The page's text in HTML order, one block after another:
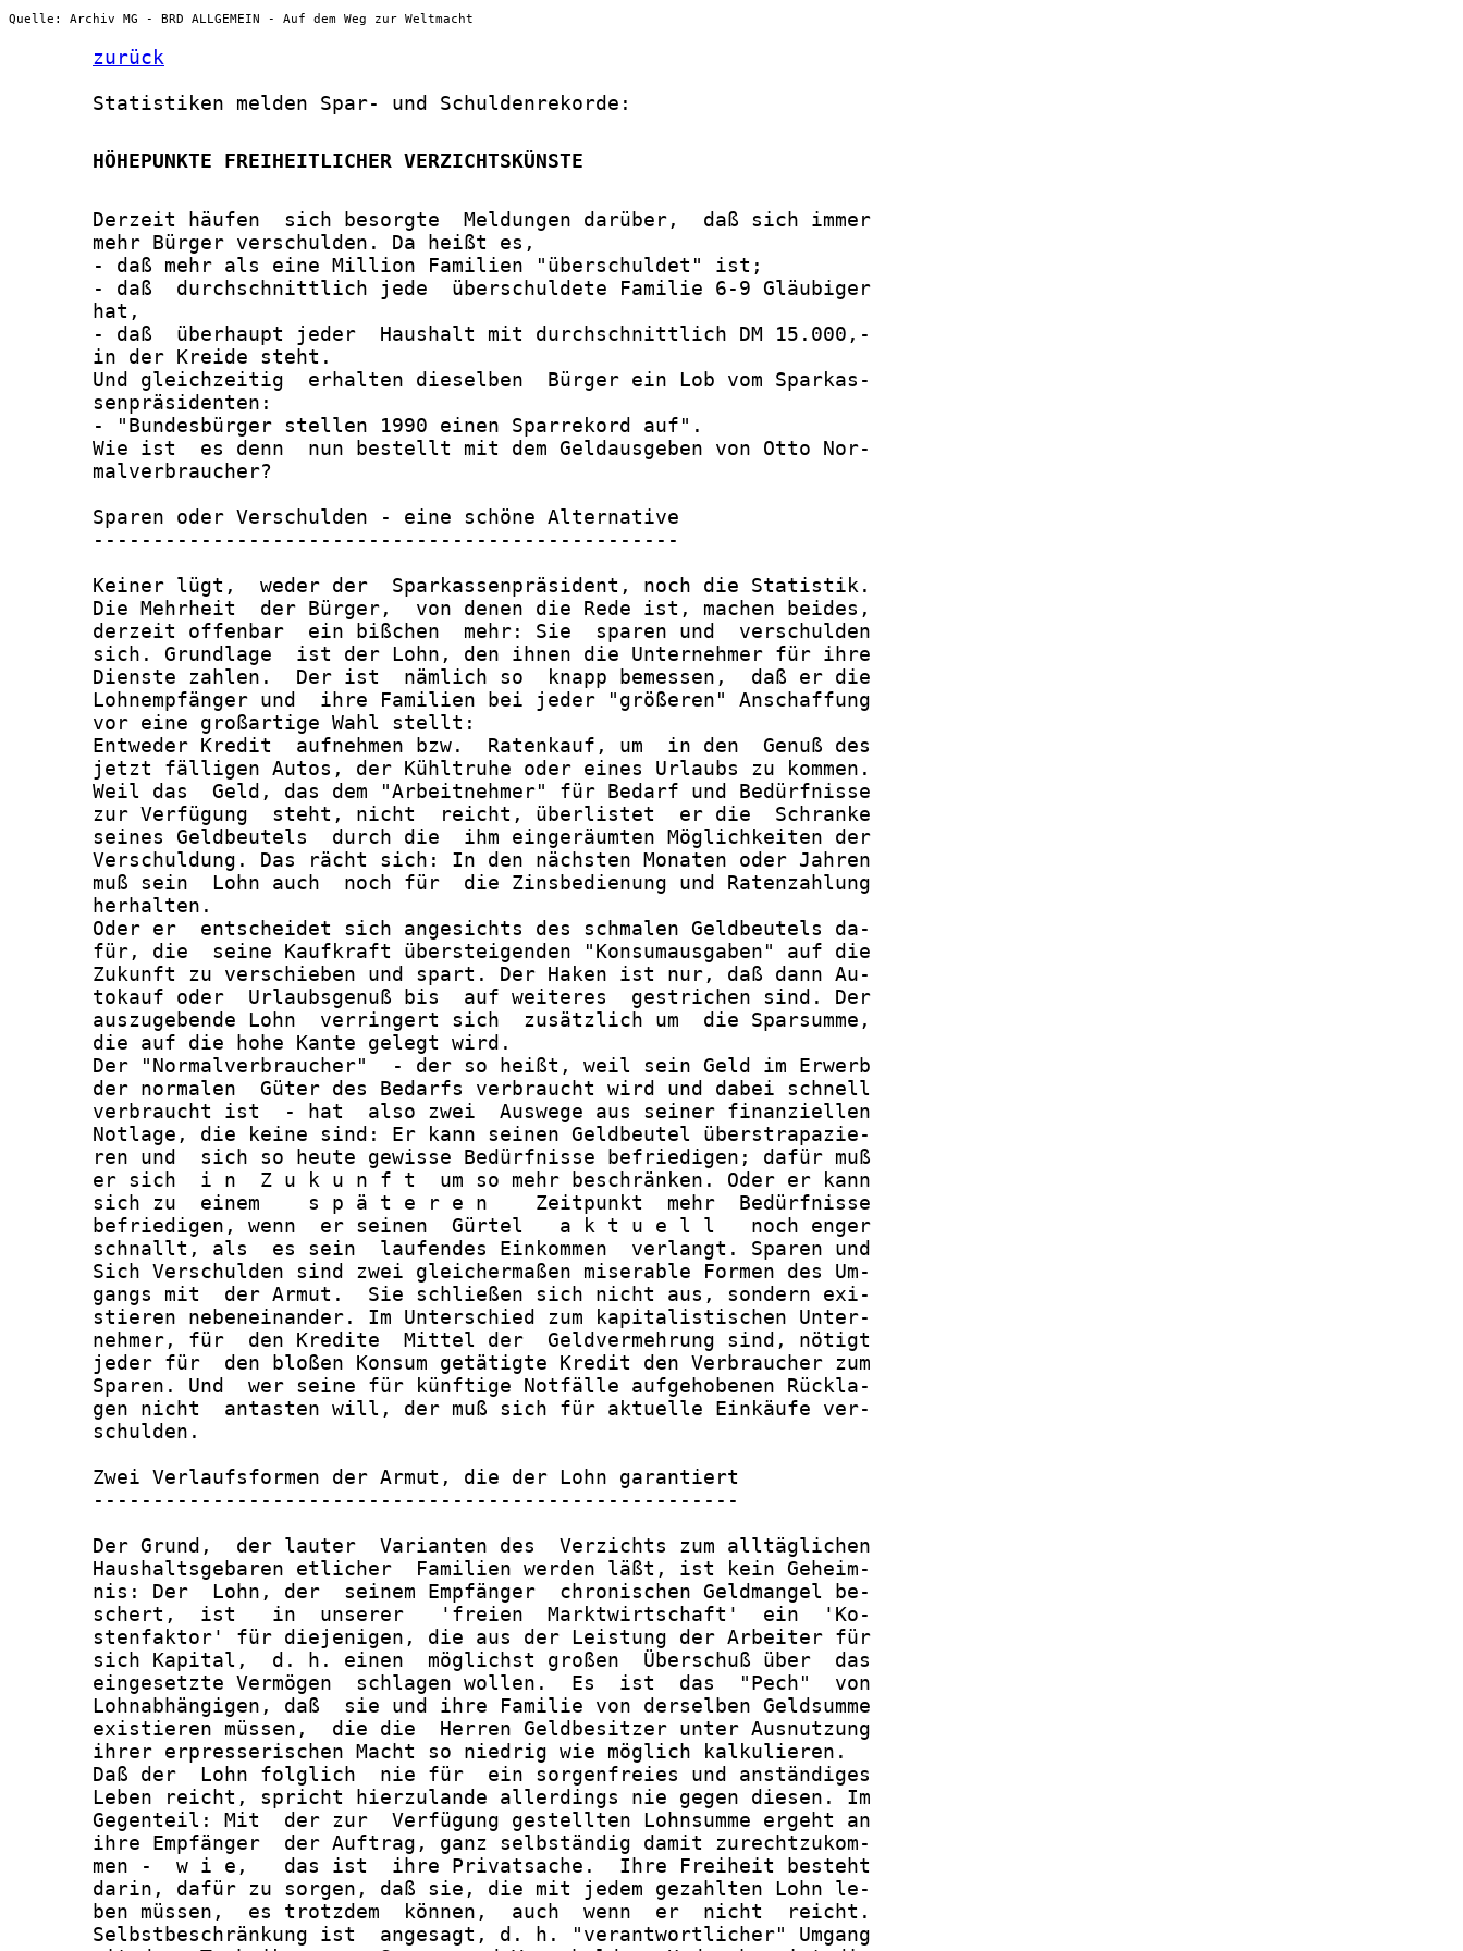
Quelle: Archiv MG - BRD ALLGEMEIN - Auf dem Weg zur Weltmacht
zurück
       Statistiken melden Spar- und Schuldenrekorde:
       HÖHEPUNKTE FREIHEITLICHER VERZICHTSKÜNSTE
       Derzeit häufen  sich besorgte  Meldungen darüber,  daß sich immer
       mehr Bürger verschulden. Da heißt es,
       - daß mehr als eine Million Familien "überschuldet" ist;
       - daß  durchschnittlich jede  überschuldete Familie 6-9 Gläubiger
       hat,
       - daß  überhaupt jeder  Haushalt mit durchschnittlich DM 15.000,-
       in der Kreide steht.
       Und gleichzeitig  erhalten dieselben  Bürger ein Lob vom Sparkas-
       senpräsidenten:
       - "Bundesbürger stellen 1990 einen Sparrekord auf".
       Wie ist  es denn  nun bestellt mit dem Geldausgeben von Otto Nor-
       malverbraucher?
       Sparen oder Verschulden - eine schöne Alternative
       -------------------------------------------------
       Keiner lügt,  weder der  Sparkassenpräsident, noch die Statistik.
       Die Mehrheit  der Bürger,  von denen die Rede ist, machen beides,
       derzeit offenbar  ein bißchen  mehr: Sie  sparen und  verschulden
       sich. Grundlage  ist der Lohn, den ihnen die Unternehmer für ihre
       Dienste zahlen.  Der ist  nämlich so  knapp bemessen,  daß er die
       Lohnempfänger und  ihre Familien bei jeder "größeren" Anschaffung
       vor eine großartige Wahl stellt:
       Entweder Kredit  aufnehmen bzw.  Ratenkauf, um  in den  Genuß des
       jetzt fälligen Autos, der Kühltruhe oder eines Urlaubs zu kommen.
       Weil das  Geld, das dem "Arbeitnehmer" für Bedarf und Bedürfnisse
       zur Verfügung  steht, nicht  reicht, überlistet  er die  Schranke
       seines Geldbeutels  durch die  ihm eingeräumten Möglichkeiten der
       Verschuldung. Das rächt sich: In den nächsten Monaten oder Jahren
       muß sein  Lohn auch  noch für  die Zinsbedienung und Ratenzahlung
       herhalten.
       Oder er  entscheidet sich angesichts des schmalen Geldbeutels da-
       für, die  seine Kaufkraft übersteigenden "Konsumausgaben" auf die
       Zukunft zu verschieben und spart. Der Haken ist nur, daß dann Au-
       tokauf oder  Urlaubsgenuß bis  auf weiteres  gestrichen sind. Der
       auszugebende Lohn  verringert sich  zusätzlich um  die Sparsumme,
       die auf die hohe Kante gelegt wird.
       Der "Normalverbraucher"  - der so heißt, weil sein Geld im Erwerb
       der normalen  Güter des Bedarfs verbraucht wird und dabei schnell
       verbraucht ist  - hat  also zwei  Auswege aus seiner finanziellen
       Notlage, die keine sind: Er kann seinen Geldbeutel überstrapazie-
       ren und  sich so heute gewisse Bedürfnisse befriedigen; dafür muß
       er sich  i n  Z u k u n f t  um so mehr beschränken. Oder er kann
       sich zu  einem    s p ä t e r e n    Zeitpunkt  mehr  Bedürfnisse
       befriedigen, wenn  er seinen  Gürtel   a k t u e l l   noch enger
       schnallt, als  es sein  laufendes Einkommen  verlangt. Sparen und
       Sich Verschulden sind zwei gleichermaßen miserable Formen des Um-
       gangs mit  der Armut.  Sie schließen sich nicht aus, sondern exi-
       stieren nebeneinander. Im Unterschied zum kapitalistischen Unter-
       nehmer, für  den Kredite  Mittel der  Geldvermehrung sind, nötigt
       jeder für  den bloßen Konsum getätigte Kredit den Verbraucher zum
       Sparen. Und  wer seine für künftige Notfälle aufgehobenen Rückla-
       gen nicht  antasten will, der muß sich für aktuelle Einkäufe ver-
       schulden.
       Zwei Verlaufsformen der Armut, die der Lohn garantiert
       ------------------------------------------------------
       Der Grund,  der lauter  Varianten des  Verzichts zum alltäglichen
       Haushaltsgebaren etlicher  Familien werden läßt, ist kein Geheim-
       nis: Der  Lohn, der  seinem Empfänger  chronischen Geldmangel be-
       schert,  ist   in  unserer   'freien  Marktwirtschaft'  ein  'Ko-
       stenfaktor' für diejenigen, die aus der Leistung der Arbeiter für
       sich Kapital,  d. h. einen  möglichst großen  Überschuß über  das
       eingesetzte Vermögen  schlagen wollen.  Es  ist  das  "Pech"  von
       Lohnabhängigen, daß  sie und ihre Familie von derselben Geldsumme
       existieren müssen,  die die  Herren Geldbesitzer unter Ausnutzung
       ihrer erpresserischen Macht so niedrig wie möglich kalkulieren.
       Daß der  Lohn folglich  nie für  ein sorgenfreies und anständiges
       Leben reicht, spricht hierzulande allerdings nie gegen diesen. Im
       Gegenteil: Mit  der zur  Verfügung gestellten Lohnsumme ergeht an
       ihre Empfänger  der Auftrag, ganz selbständig damit zurechtzukom-
       men -  w i e,   das ist  ihre Privatsache.  Ihre Freiheit besteht
       darin, dafür zu sorgen, daß sie, die mit jedem gezahlten Lohn le-
       ben müssen,  es trotzdem  können,  auch  wenn  er  nicht  reicht.
       Selbstbeschränkung ist  angesagt, d. h. "verantwortlicher" Umgang